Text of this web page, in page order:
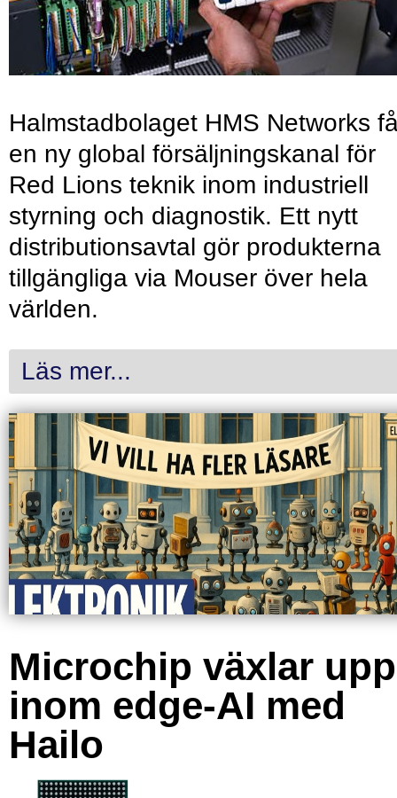
Halmstadbolaget HMS Networks
en ny global försäljningskanal för
Red Lions teknik inom industriell
styrning och diagnostik. Ett nytt
distributionsavtal gör produkterna
tillgängliga via Mouser över hela
världen.
Läs mer...
Microchip växlar upp
inom edge-AI med
Hailo